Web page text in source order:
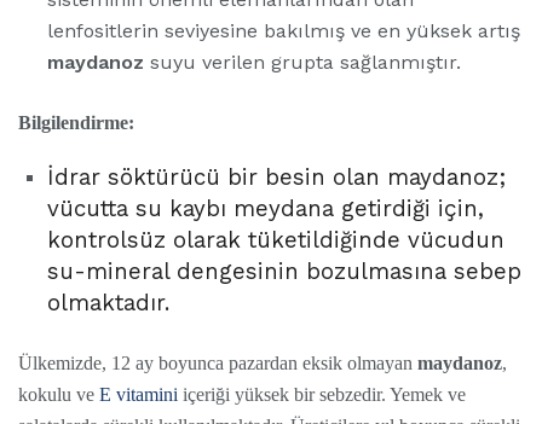
lenfositlerin seviyesine bakılmış ve en yüksek artış
maydanoz suyu verilen grupta sağlanmıştır.
Bilgilendirme:
İdrar söktürücü bir besin olan maydanoz;
vücutta su kaybı meydana getirdiği için,
kontrolsüz olarak tüketildiğinde vücudun
su-mineral dengesinin bozulmasına sebep
olmaktadır.
Ülkemizde, 12 ay boyunca pazardan eksik olmayan maydanoz,
kokulu ve E vitamini içeriği yüksek bir sebzedir. Yemek ve